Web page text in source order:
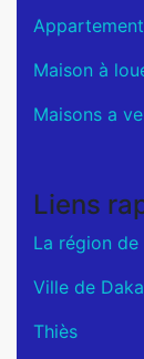
Maison à
Maisons a
Liens
La région de
Ville de
Thiès